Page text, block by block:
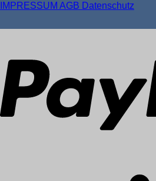
IMPRESSUM AGB Datenschutz